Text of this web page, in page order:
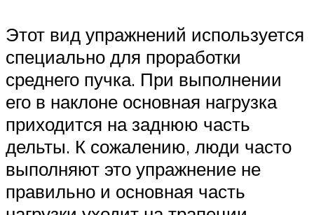
Этот вид упражнений используется
специально для проработки
среднего пучка. При выполнении
его в наклоне основная нагрузка
приходится на заднюю часть
дельты. К сожалению, люди часто
выполняют это упражнение не
правильно и основная часть